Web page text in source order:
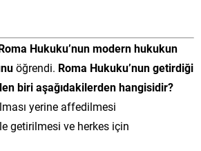
Hukuku’nun modern hukukun
öğrendi. Roma Hukuku’nun getirdiği
biri aşağıdakilerden hangisidir?
yerine affedilmesi
getirilmesi ve herkes için